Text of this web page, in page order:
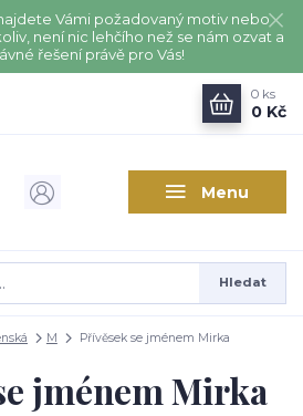
Vámi požadovaný motiv nebo
není nic lehčího než se nám ozvat a
řešení právě pro Vás!
Menu
Hledat
0 ks
0 Kč
M Přívěsek se jménem Mirka
jménem Mirka